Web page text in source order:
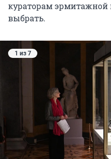
кураторам эрмитажной
выбрать.
1 из 7